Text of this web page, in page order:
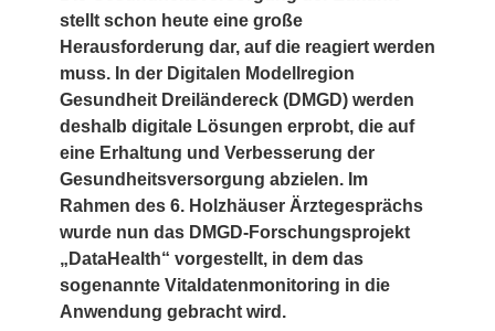
stellt schon heute eine große
Herausforderung dar, auf die reagiert werden
muss. In der Digitalen Modellregion
Gesundheit Dreiländereck (DMGD) werden
deshalb digitale Lösungen erprobt, die auf
eine Erhaltung und Verbesserung der
Gesundheitsversorgung abzielen. Im
Rahmen des 6. Holzhäuser Ärztegesprächs
wurde nun das DMGD-Forschungsprojekt
„DataHealth“ vorgestellt, in dem das
sogenannte Vitaldatenmonitoring in die
Anwendung gebracht wird.